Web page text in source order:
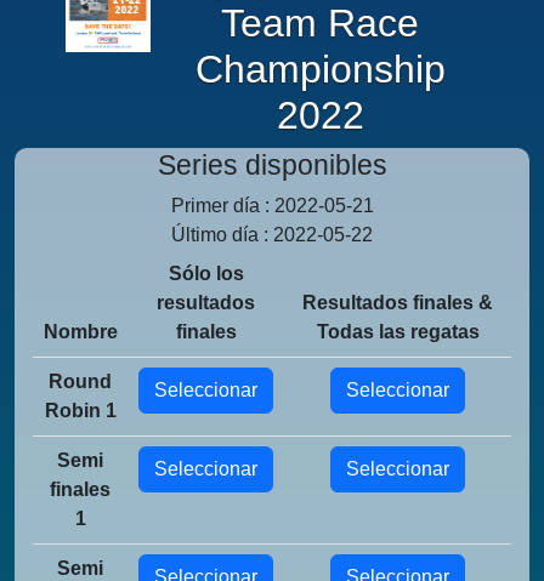
Team Race
Championship
2022
Series disponibles
Primer día : 2022-05-21
Último día : 2022-05-22
Nombre
Sólo los
resultados
finales
Resultados finales &
Todas las regatas
Round
Robin 1
Seleccionar Seleccionar
Semi
finales
1
Seleccionar Seleccionar
Semi Seleccionar Seleccionar